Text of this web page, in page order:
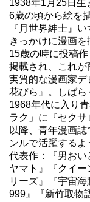
1938年1月25日生
6歳の頃から絵を
『月世界紳士』
きっかけに漫画を
15歳の時に投稿
掲載され、これが
実質的な漫画家
花びら』。しばら
1968年代に入り
ラク」に『セクサ
以降、青年漫画
ンルで活躍するよ
代表作：『男お
ヤマト』『クイ
リーズ』『宇宙
999』『新竹取物